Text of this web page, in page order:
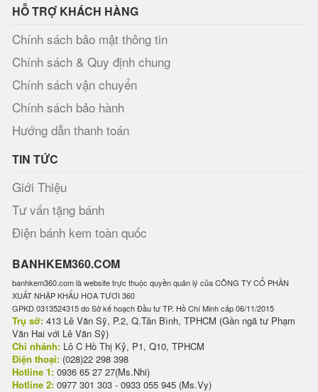
HỖ TRỢ KHÁCH HÀNG
Chính sách bảo mật thông tin
Chính sách & Quy định chung
Chính sách vận chuyển
Chính sách bảo hành
Hướng dẫn thanh toán
TIN TỨC
Giới Thiệu
Tư vấn tặng bánh
Điện bánh kem toàn quốc
BANHKEM360.COM
banhkem360.com là website trực thuộc quyền quản lý của CÔNG TY CỔ PHẦN
XUẤT NHẬP KHẨU HOA TƯƠI 360
GPKD 0313524315 do Sở kế hoạch Đầu tư TP. Hồ Chí Minh cấp 06/11/2015
Trụ sở: 413 Lê Văn Sỹ, P.2, Q.Tân Bình, TPHCM (Gần ngã tư Phạm
Văn Hai với Lê Văn Sỹ)
Chi nhánh: Lô C Hồ Thị Kỷ, P1, Q10, TPHCM
Điện thoại: (028)22 298 398
Hotline 1: 0936 65 27 27(Ms.Nhi)
Hotline 2: 0977 301 303 - 0933 055 945 (Ms.Vy)